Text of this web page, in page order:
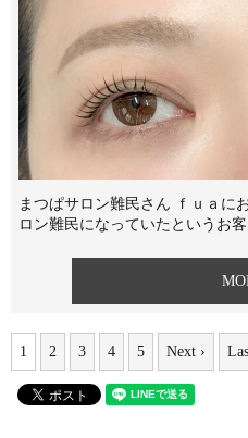
まつぱサロン難民さん ｆｕａに
ロン難民になっていたというお
1 2 3 4 5 Next ›